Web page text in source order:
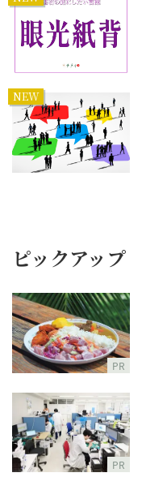
NEW
ピックアップ
PR
PR